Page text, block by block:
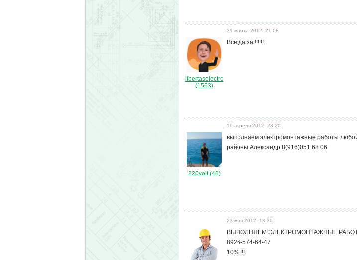
libertaselectro
(1563)
31 марта 2012, 21:08
Всегда за !!!!!!
220volt (48)
16 апреля 2012, 23:20
выполняем электромонтажные работы
районы.Александр 8(916)051 68 06
23 мая 2012, 13:30
ВЫПОЛНЯЕМ ЭЛЕКТРОМОНТАЖНЫЕ
8926-574-64-47
10% !!!